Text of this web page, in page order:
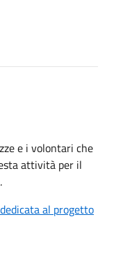
e i volontari che
attività per il
al progetto